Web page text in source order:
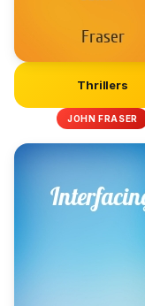
Thrillers
JOHN FRASER